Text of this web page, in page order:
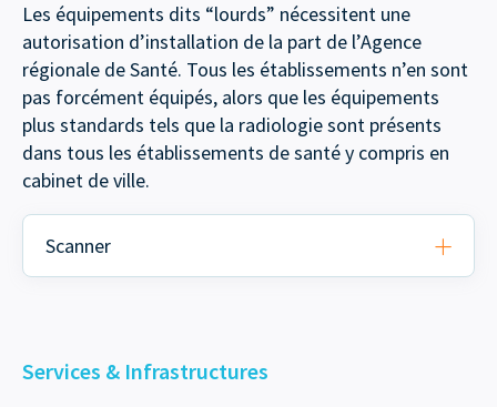
Les équipements dits “lourds” nécessitent une
autorisation d’installation de la part de l’Agence
régionale de Santé. Tous les établissements n’en sont
pas forcément équipés, alors que les équipements
plus standards tels que la radiologie sont présents
dans tous les établissements de santé y compris en
cabinet de ville.
Scanner
Services & Infrastructures